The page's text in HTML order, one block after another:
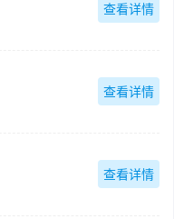
查看详情
查看详情
查看详情